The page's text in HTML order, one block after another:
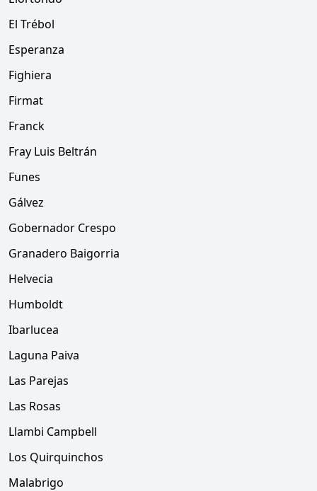
El Trébol
Esperanza
Fighiera
Firmat
Franck
Fray Luis Beltrán
Funes
Gálvez
Gobernador Crespo
Granadero Baigorria
Helvecia
Humboldt
Ibarlucea
Laguna Paiva
Las Parejas
Las Rosas
Llambi Campbell
Los Quirquinchos
Malabrigo